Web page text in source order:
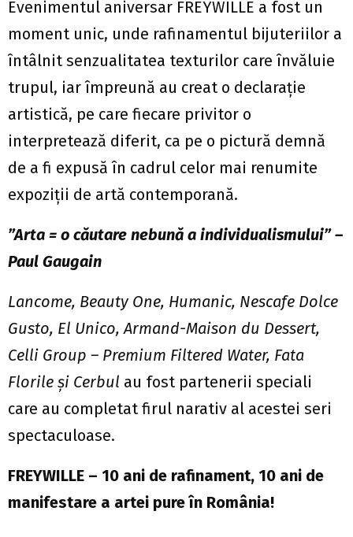
Evenimentul aniversar FREYWILLE a fost un
moment unic, unde rafinamentul bijuteriilor a
întâlnit senzualitatea texturilor care învăluie
trupul, iar împreună au creat o declarație
artistică, pe care fiecare privitor o
interpretează diferit, ca pe o pictură demnă
de a fi expusă în cadrul celor mai renumite
expoziții de artă contemporană.
”Arta = o căutare nebună a individualismului” –
Paul Gaugain
Lancome, Beauty One, Humanic, Nescafe Dolce
Gusto, El Unico, Armand-Maison du Dessert,
Celli Group – Premium Filtered Water, Fata
Florile și Cerbul au fost partenerii speciali
care au completat firul narativ al acestei seri
spectaculoase.
FREYWILLE – 10 ani de rafinament, 10 ani de
manifestare a artei pure în România!